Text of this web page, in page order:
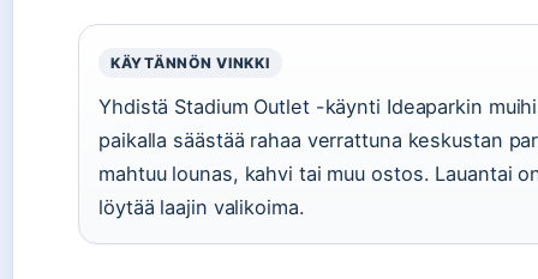
KÄYTÄNNÖN VINKKI
Yhdistä Stadium Outlet -käynti Ideaparkin
paikalla säästää rahaa verrattuna keskustan
mahtuu lounas, kahvi tai muu ostos. Lauantai
löytää laajin valikoima.